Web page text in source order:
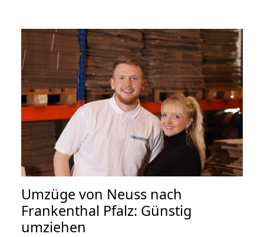
Umzüge von Neuss nach
Frankenthal Pfalz: Günstig
umziehen